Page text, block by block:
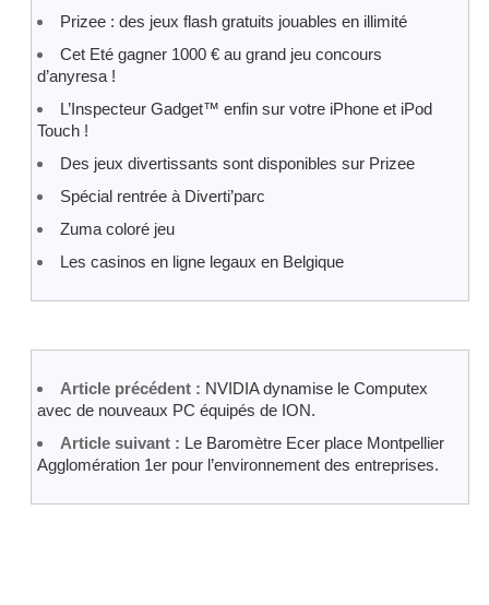
Prizee : des jeux flash gratuits jouables en illimité
Cet Eté gagner 1000 € au grand jeu concours
d’anyresa !
L’Inspecteur Gadget™ enfin sur votre iPhone et iPod
Touch !
Des jeux divertissants sont disponibles sur Prizee
Spécial rentrée à Diverti’parc
Zuma coloré jeu
Les casinos en ligne legaux en Belgique
Article précédent : NVIDIA dynamise le Computex
avec de nouveaux PC équipés de ION.
Article suivant : Le Baromètre Ecer place Montpellier
Agglomération 1er pour l’environnement des entreprises.